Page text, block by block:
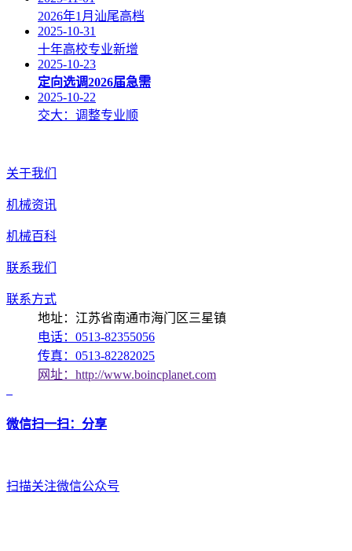
2026年1月汕尾高档
2025-10-31
十年高校专业新增
2025-10-23
定向选调2026届急需
2025-10-22
交大：调整专业顺
关于我们
机械资讯
机械百科
联系我们
联系方式
地址：江苏省南通市海门区三星镇
电话：0513-82355056
传真：0513-82282025
网址：http://www.boincplanet.com
微信扫一扫：分享
扫描关注微信公众号